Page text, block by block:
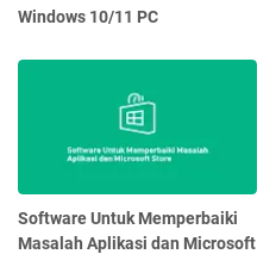
Windows 10/11 PC
Software Untuk Memperbaiki
Masalah Aplikasi dan Microsoft